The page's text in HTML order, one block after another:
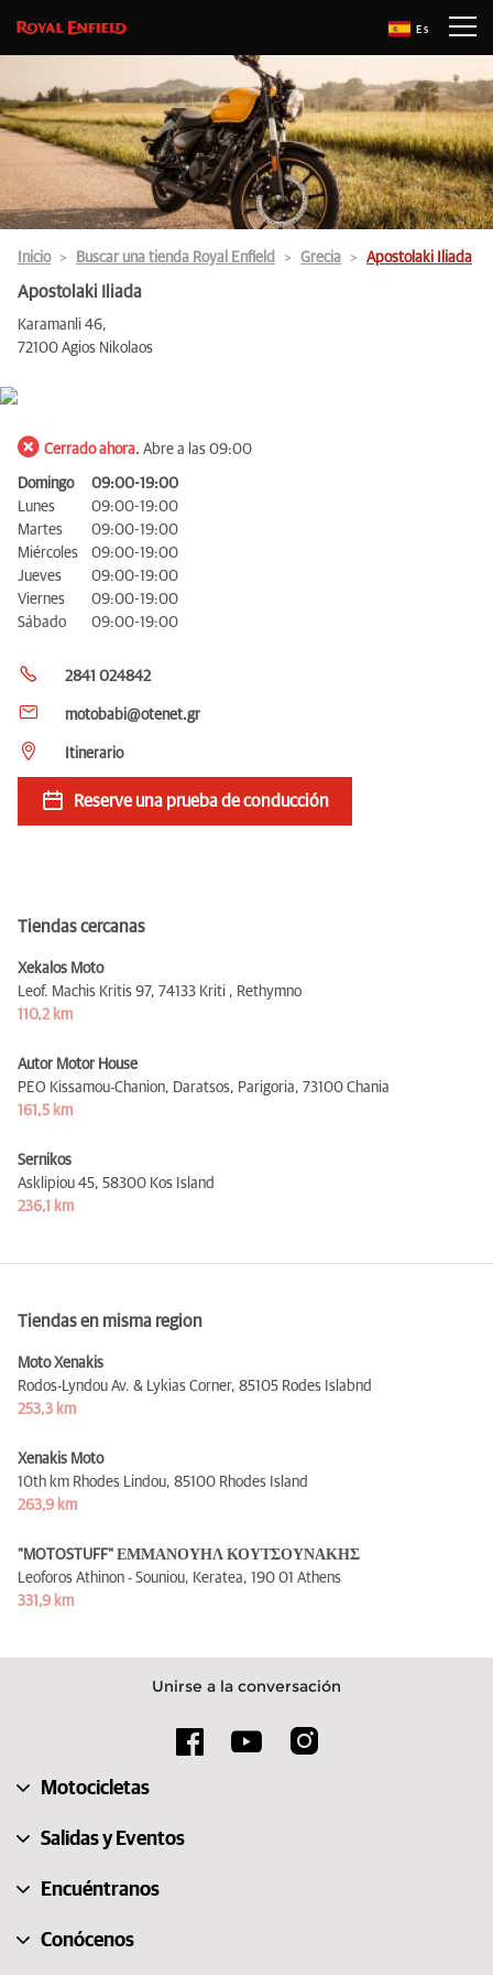
Es
Inicio Buscar una tienda Royal Enfield Grecia Apostolaki Iliada
Apostolaki Iliada
Karamanli 46,
72100 Agios Nikolaos
Cerrado ahora. Abre a las 09:00
Domingo
09:00-19:00
Lunes
09:00-19:00
Martes
09:00-19:00
Miércoles
09:00-19:00
Jueves
09:00-19:00
Viernes
09:00-19:00
Sábado
09:00-19:00
2841 024842
motobabi@otenet.gr
Itinerario
Reserve una prueba de conducción
Tiendas cercanas
Xekalos Moto
Leof. Machis Kritis 97, 74133 Kriti , Rethymno
110,2 km
Autor Motor House
PEO Kissamou-Chanion, Daratsos, Parigoria, 73100 Chania
161,5 km
Sernikos
Asklipiou 45, 58300 Kos Island
236,1 km
Tiendas en misma region
Moto Xenakis
Rodos-Lyndou Av. & Lykias Corner, 85105 Rodes Islabnd
253,3 km
Xenakis Moto
10th km Rhodes Lindou, 85100 Rhodes Island
263,9 km
"MOTOSTUFF" ΕΜΜΑΝΟΥΗΛ ΚΟΥΤΣΟΥΝΑΚΗΣ
Leoforos Athinon - Souniou, Keratea, 190 01 Athens
331,9 km
Unirse a la conversación
Motocicletas
Salidas y Eventos
Encuéntranos
Conócenos